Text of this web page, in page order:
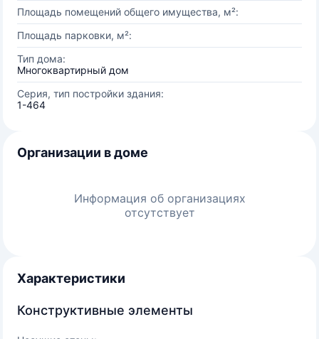
Площадь помещений общего имущества, м²:
Площадь парковки, м²:
Тип дома:
Многоквартирный дом
Серия, тип постройки здания:
1-464
Организации в доме
Информация об организациях
отсутствует
Характеристики
Конструктивные элементы